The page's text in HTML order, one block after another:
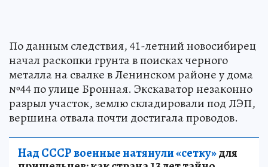
По данным следствия, 41-летний новосибирец
начал раскопки грунта в поисках черного
металла на свалке в Ленинском районе у дома
№44 по улице Бронная. Экскаватор незаконно
разрыл участок, землю складировали под ЛЭП,
вершина отвала почти достигала проводов.
Над СССР военные натянули «сетку»для